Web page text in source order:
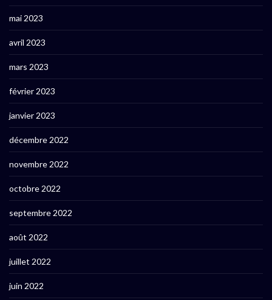
mai 2023
avril 2023
mars 2023
février 2023
janvier 2023
décembre 2022
novembre 2022
octobre 2022
septembre 2022
août 2022
juillet 2022
juin 2022